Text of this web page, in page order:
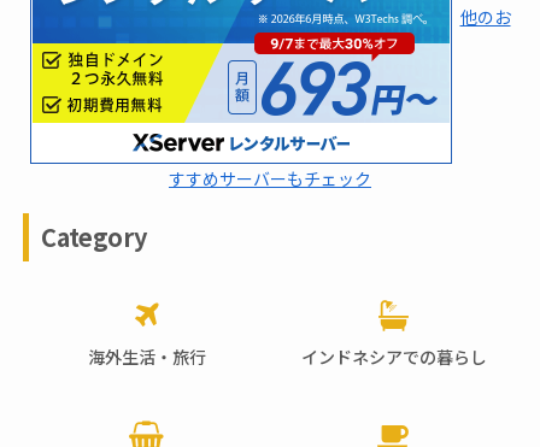
他のお
すすめサーバーもチェック
Category
海外生活・旅行 インドネシアでの暮らし